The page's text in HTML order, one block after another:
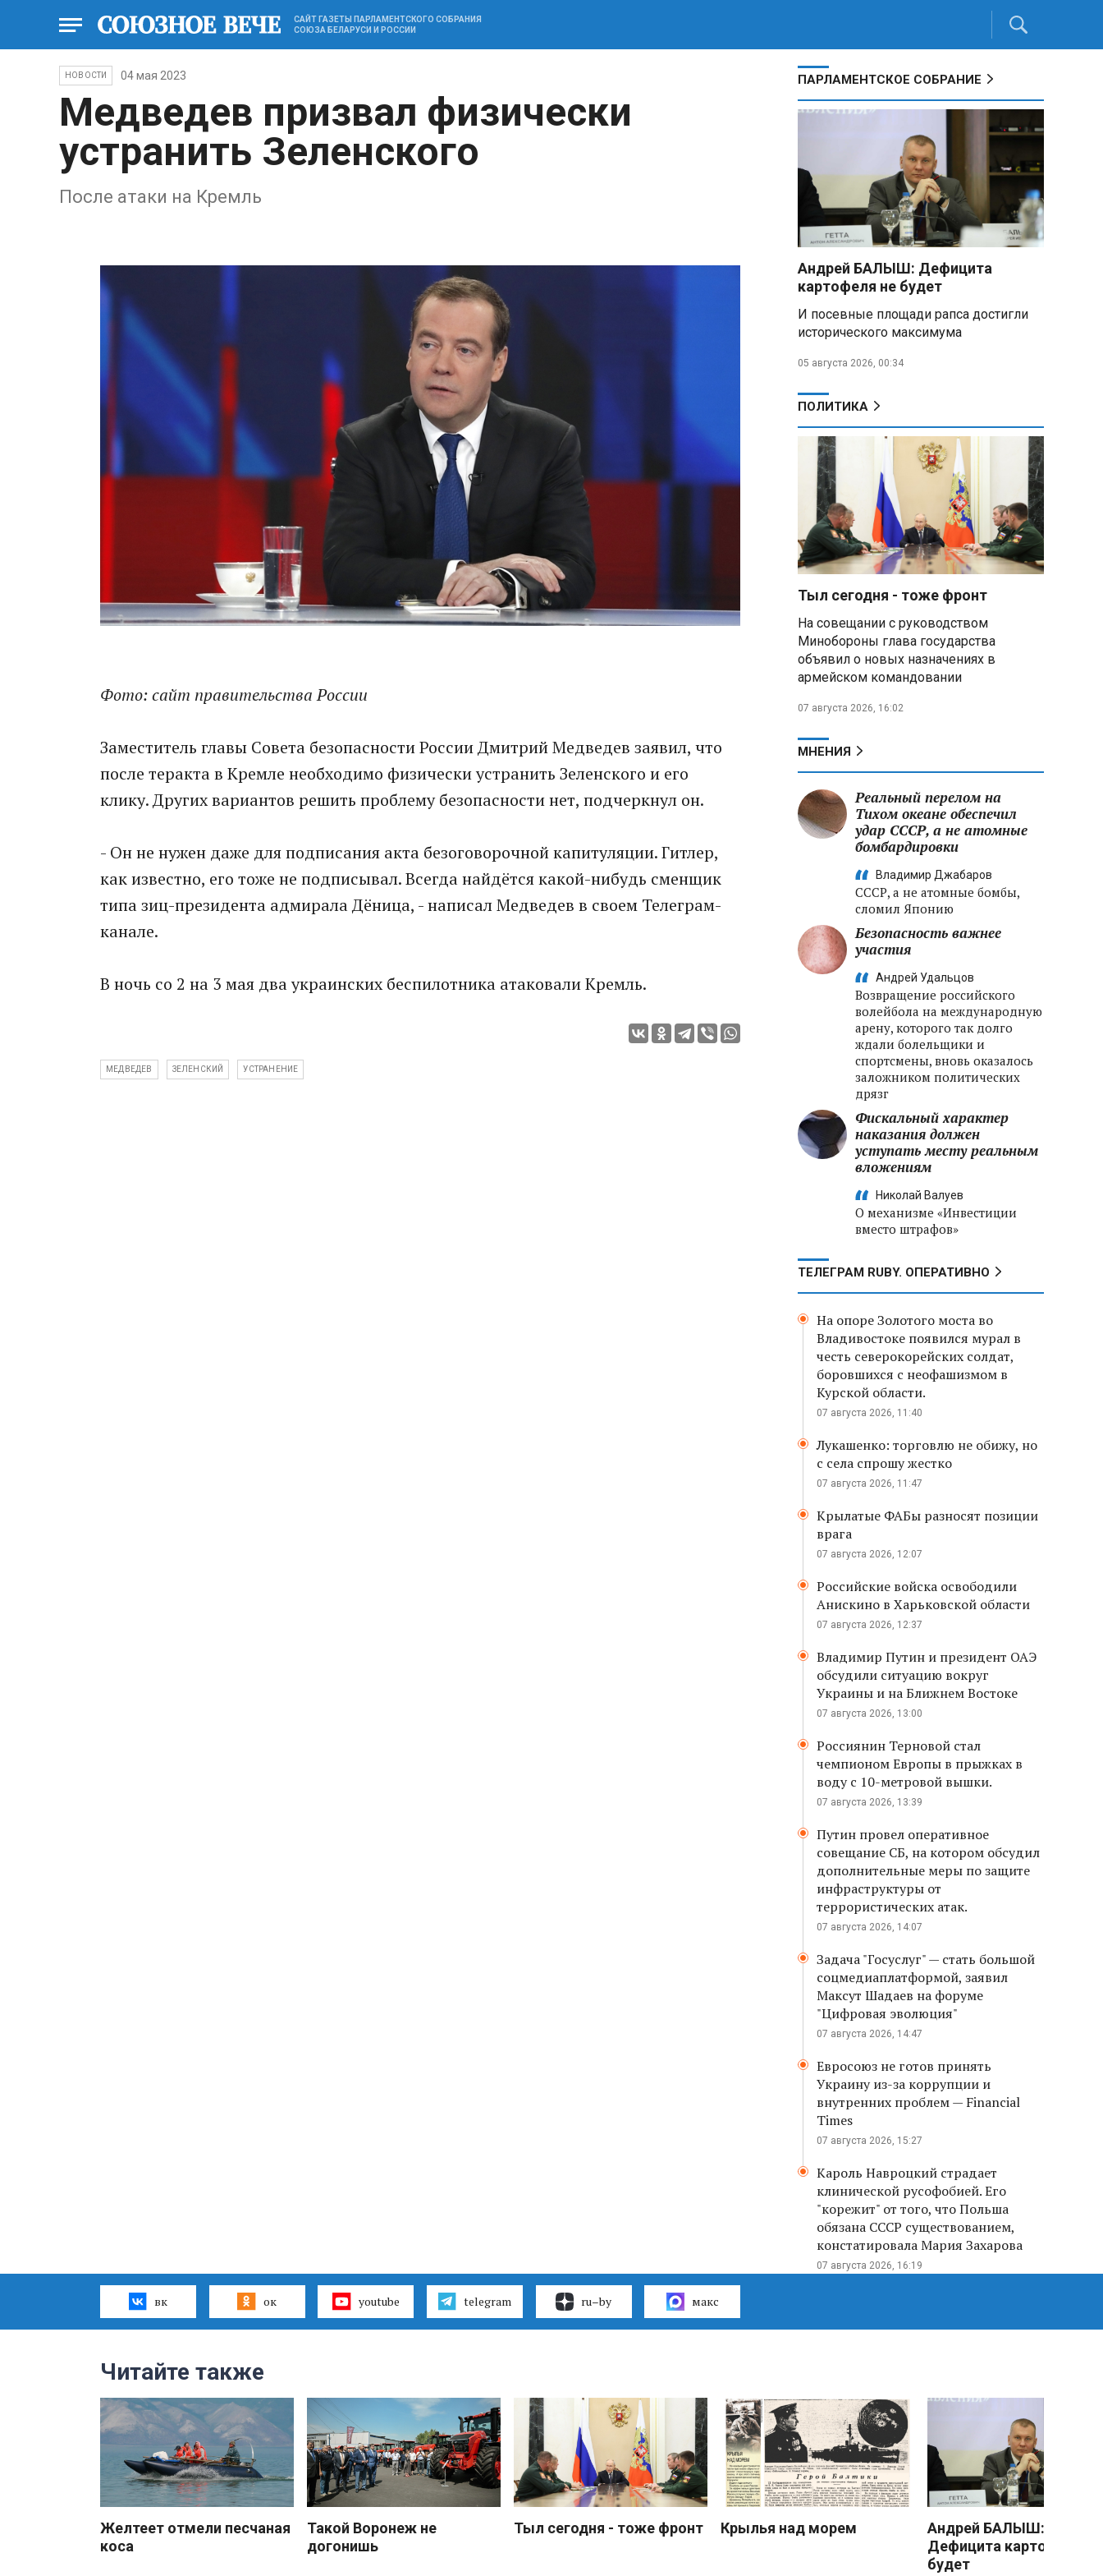
САЙТ ГАЗЕТЫ ПАРЛАМЕНТСКОГО СОБРАНИЯ
СОЮЗА БЕЛАРУСИ И РОССИИ
НОВОСТИ 04 мая 2023
Медведев призвал физически
устранить Зеленского
После атаки на Кремль
Фото: сайт правительства России
Заместитель главы Совета безопасности России Дмитрий Медведев заявил, что
после теракта в Кремле необходимо физически устранить Зеленского и его
клику. Других вариантов решить проблему безопасности нет, подчеркнул он.
- Он не нужен даже для подписания акта безоговорочной капитуляции. Гитлер,
как известно, его тоже не подписывал. Всегда найдётся какой-нибудь сменщик
типа зиц-президента адмирала Дёница, - написал Медведев в своем Телеграм-
канале.
В ночь со 2 на 3 мая два украинских беспилотника атаковали Кремль.
МЕДВЕДЕВ ЗЕЛЕНСКИЙ УСТРАНЕНИЕ
ПАРЛАМЕНТСКОЕ СОБРАНИЕ
Андрей БАЛЫШ: Дефицита
картофеля не будет
И посевные площади рапса достигли
исторического максимума
05 августа 2026, 00:34
ПОЛИТИКА
Тыл сегодня - тоже фронт
На совещании с руководством
Минобороны глава государства
объявил о новых назначениях в
армейском командовании
07 августа 2026, 16:02
МНЕНИЯ
Реальный перелом на
Тихом океане обеспечил
удар СССР, а не атомные
бомбардировки
Владимир Джабаров
СССР, а не атомные бомбы,
сломил Японию
Безопасность важнее
участия
Андрей Удальцов
Возвращение российского
волейбола на международную
арену, которого так долго
ждали болельщики и
спортсмены, вновь оказалось
заложником политических
дрязг
Фискальный характер
наказания должен
уступать месту реальным
вложениям
Николай Валуев
О механизме «Инвестиции
вместо штрафов»
ТЕЛЕГРАМ RUBY. ОПЕРАТИВНО
На опоре Золотого моста во
Владивостоке появился мурал в
честь северокорейских солдат,
боровшихся с неофашизмом в
Курской области.
07 августа 2026, 11:40
Лукашенко: торговлю не обижу, но
с села спрошу жестко
07 августа 2026, 11:47
Крылатые ФАБы разносят позиции
врага
07 августа 2026, 12:07
Российские войска освободили
Анискино в Харьковской области
07 августа 2026, 12:37
Владимир Путин и президент ОАЭ
обсудили ситуацию вокруг
Украины и на Ближнем Востоке
07 августа 2026, 13:00
Россиянин Терновой стал
чемпионом Европы в прыжках в
воду с 10-метровой вышки.
07 августа 2026, 13:39
Путин провел оперативное
совещание СБ, на котором обсудил
дополнительные меры по защите
инфраструктуры от
террористических атак.
07 августа 2026, 14:07
Задача "Госуслуг" — стать большой
соцмедиаплатформой, заявил
Максут Шадаев на форуме
"Цифровая эволюция"
07 августа 2026, 14:47
Евросоюз не готов принять
Украину из-за коррупции и
внутренних проблем — Financial
Times
07 августа 2026, 15:27
Кароль Навроцкий страдает
клинической русофобией. Его
"корежит" от того, что Польша
обязана СССР существованием,
констатировала Мария Захарова
07 августа 2026, 16:19
вк ок youtube telegram ru–by макс
Читайте также
Желтеет отмели песчаная
коса
Такой Воронеж не
догонишь
Тыл сегодня - тоже фронт Крылья над морем
Андрей БАЛЫШ:
Дефицита картофеля не
будет